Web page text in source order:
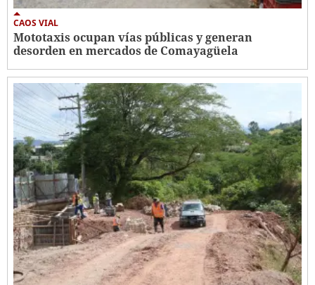
CAOS VIAL
Mototaxis ocupan vías públicas y generan
desorden en mercados de Comayagüela